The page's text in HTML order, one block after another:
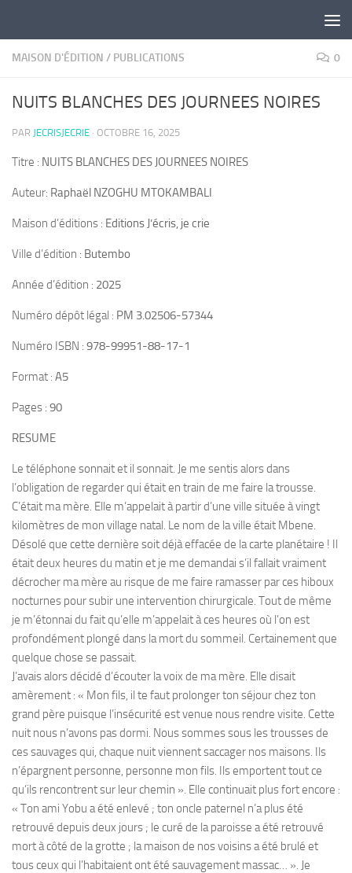
MAISON D'ÉDITION / PUBLICATIONS 0
NUITS BLANCHES DES JOURNEES NOIRES
PAR JECRISJECRIE · OCTOBRE 16, 2025
Titre : NUITS BLANCHES DES JOURNEES NOIRES
Auteur: Raphaël NZOGHU MTOKAMBALI
Maison d’éditions : Editions J’écris, je crie
Ville d’édition : Butembo
Année d’édition : 2025
Numéro dépôt légal : PM 3.02506-57344
Numéro ISBN : 978-99951-88-17-1
Format : A5
Pages : 90
RESUME
Le téléphone sonnait et il sonnait. Je me sentis alors dans
l’obligation de regarder qui était en train de me faire la trousse.
C’était ma mère. Elle m’appelait à partir d’une ville située à vingt
kilomètres de mon village natal. Le nom de la ville était Mbene.
Désolé que cette dernière soit déjà effacée de la carte planétaire ! Il
était deux heures du matin et je me demandai s’il fallait vraiment
décrocher ma mère au risque de me faire ramasser par ces hiboux
nocturnes pour subir une intervention chirurgicale. Tout de même
je m’étonnai du fait qu’elle m’appelait à ces heures où l’on est
profondément plongé dans la mort du sommeil. Certainement que
quelque chose se passait.
J’avais alors décidé d’écouter la voix de ma mère. Elle disait
amèrement : « Mon fils, il te faut prolonger ton séjour chez ton
grand père puisque l’insécurité est venue nous rendre visite. Cette
nuit nous n’avons pas dormi. Nous sommes sous les trousses de
ces sauvages qui, chaque nuit viennent saccager nos maisons. Ils
n’épargnent personne, personne mon fils. Ils emportent tout ce
qu’ils rencontrent sur leur chemin ». Elle continuait plus fort encore :
« Ton ami Yobu a été enlevé ; ton oncle paternel n’a plus été
retrouvé depuis deux jours ; le curé de la paroisse a été retrouvé
mort à côté de la grotte ; la maison de nos voisins a été brulé et
tous ceux qui l’habitaient ont été sauvagement massac… ». Je